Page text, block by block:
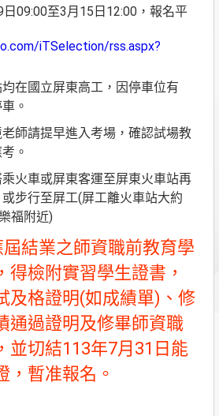
09:00至3月15日12:00，報名平
iTSelection/rss.aspx?
在國立屏東高工，因停車位有
。
師請提早進入考場，確認試場教
。
火車或屏東客運至屏東火車站再
步行至屏工(屏工離火車站大約
福附近)
結業之師資職前教育學
得檢附實習學生證書，
及格證明(如成績單)、修
通過證明及修畢師資職
並切結113年7月31日能
，暫准報名。